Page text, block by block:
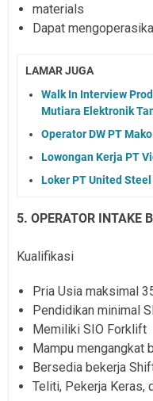
materials
Dapat
LAMAR JUGA
Walk In Interview
Mutiara Elektronik
Operator DW PT
Lowongan Kerja PT
Loker PT United
5. OPERATOR INTAKE
Kualifikasi
Pria Usia maksimal
Pendidikan minimal
Memiliki SIO Forklift
Mampu mengangkat
Bersedia bekerja
Teliti, Pekerja Keras,